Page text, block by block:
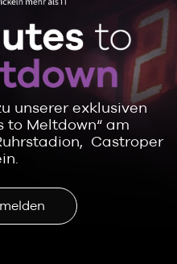
unserer exklusiven
to Meltdown“ am
Castroper